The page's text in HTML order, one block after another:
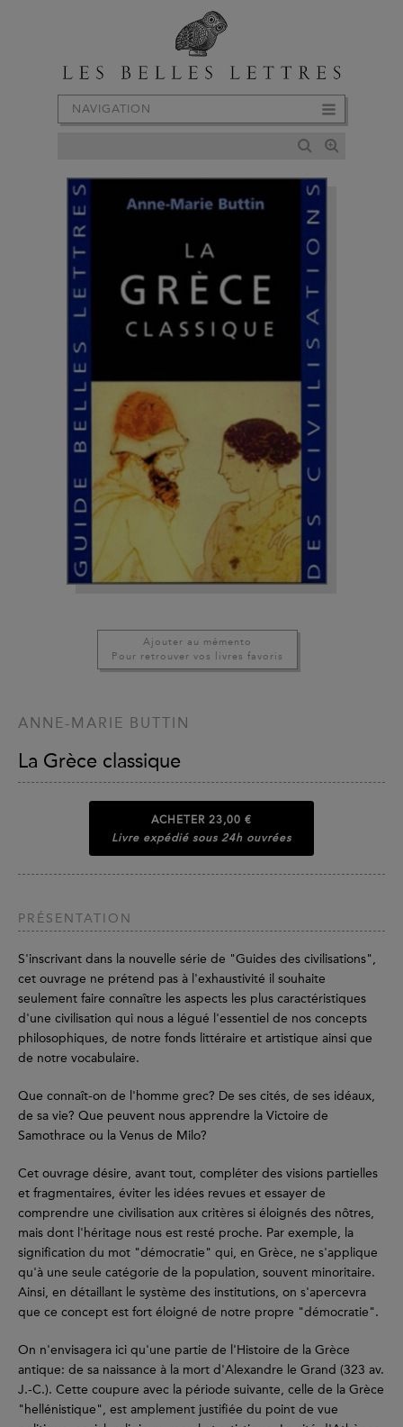
NAVIGATION
Ajouter au mémento
Pour retrouver vos livres favoris
ANNE-MARIE BUTTIN
La Grèce classique
ACHETER 23,00 €
Livre expédié sous 24h ouvrées
PRÉSENTATION
S'inscrivant dans la nouvelle série de "Guides des civilisations",
cet ouvrage ne prétend pas à l'exhaustivité il souhaite
seulement faire connaître les aspects les plus caractéristiques
d'une civilisation qui nous a légué l'essentiel de nos concepts
philosophiques, de notre fonds littéraire et artistique ainsi que
de notre vocabulaire.
Que connaît-on de l'homme grec? De ses cités, de ses idéaux,
de sa vie? Que peuvent nous apprendre la Victoire de
Samothrace ou la Venus de Milo?
Cet ouvrage désire, avant tout, compléter des visions partielles
et fragmentaires, éviter les idées revues et essayer de
comprendre une civilisation aux critères si éloignés des nôtres,
mais dont l'héritage nous est resté proche. Par exemple, la
signification du mot "démocratie" qui, en Grèce, ne s'applique
qu'à une seule catégorie de la population, souvent minoritaire.
Ainsi, en détaillant le système des institutions, on s'apercevra
que ce concept est fort éloigné de notre propre "démocratie".
On n'envisagera ici qu'une partie de l'Histoire de la Grèce
antique: de sa naissance à la mort d'Alexandre le Grand (323 av.
J.-C.). Cette coupure avec la période suivante, celle de la Grèce
"hellénistique", est amplement justifiée du point de vue